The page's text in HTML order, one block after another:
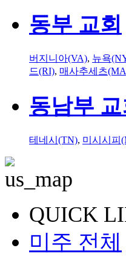
동부 교회
버지니아(VA), 뉴욕
드(RI), 매사추세츠
동남부 교
테네시(TN), 미시시피
QUICK
미주 전체